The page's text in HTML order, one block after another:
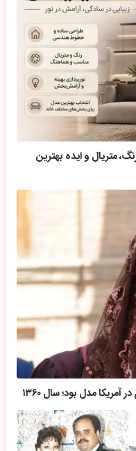
متریال و ایده بهترین
مدل بود؛ سال ۱۳۶۰